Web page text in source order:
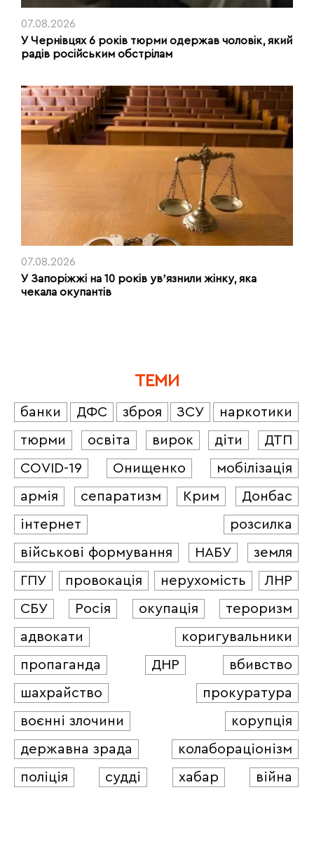
07.08.2026
У Чернівцях 6 років тюрми одержав чоловік, який
радів російським обстрілам
07.08.2026
У Запоріжжі на 10 років увʼязнили жінку, яка
чекала окупантів
ТЕМИ
банки ДФС зброя ЗСУ
наркотики
тюрми
освіта вирок діти
ДТП
COVID-19
Онищенко
мобілізація
армія
сепаратизм Крим
Донбас
інтернет
розсилка
військові формування
НАБУ
земля
ГПУ
провокація нерухомість
ЛНР
СБУ
Росія окупація
тероризм
адвокати
коригувальники
пропаганда
ДНР
вбивство
шахрайство
прокуратура
воєнні злочини
корупція
державна зрада
колабораціонізм
поліція
судді хабар війна